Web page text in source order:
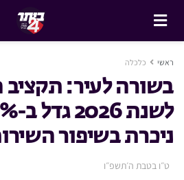
ראשי כלכלה
בשורה לעיר: תקציב
ניכרת בשיפור
ט״ו בטבת ה׳תשפ״ו